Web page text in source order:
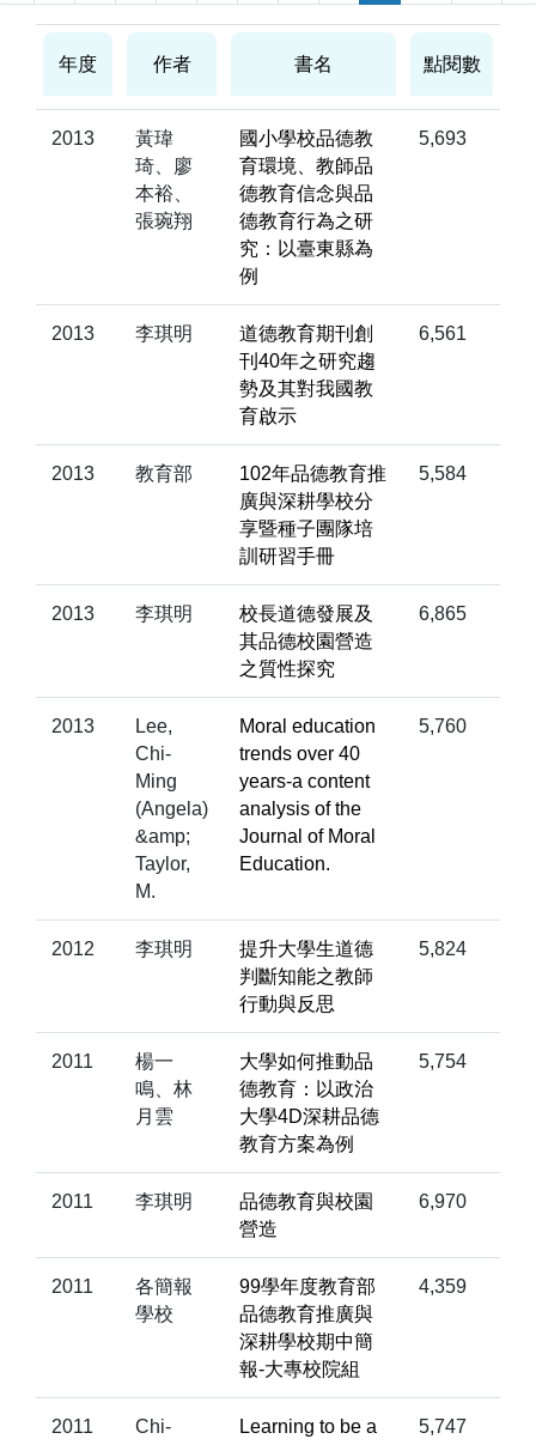
年度 作者 書名 點閱數
2013
黃瑋
琦、廖
本裕、
張琬翔
國小學校品德教
育環境、教師品
德教育信念與品
德教育行為之研
究：以臺東縣為
例
5,693
2013 李琪明
道德教育期刊創
刊40年之研究趨
勢及其對我國教
育啟示
6,561
2013 教育部
102年品德教育推
廣與深耕學校分
享暨種子團隊培
訓研習手冊
5,584
2013 李琪明
校長道德發展及
其品德校園營造
之質性探究
6,865
2013
Lee,
Chi-
Ming
(Angela)
&amp;
Taylor,
M.
Moral education
trends over 40
years-a content
analysis of the
Journal of Moral
Education.
5,760
2012 李琪明
提升大學生道德
判斷知能之教師
行動與反思
5,824
2011
楊一
鳴、林
月雲
大學如何推動品
德教育：以政治
大學4D深耕品德
教育方案為例
5,754
2011 李琪明
品德教育與校園
營造
6,970
2011
各簡報
學校
99學年度教育部
品德教育推廣與
深耕學校期中簡
報-大專校院組
4,359
2011
Chi-
Learning to be a
5,747